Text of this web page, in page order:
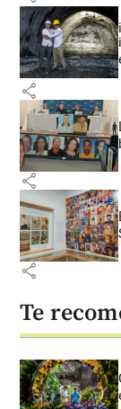
share
share
share
Te